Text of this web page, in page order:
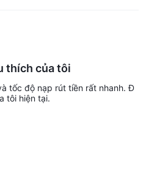
thích của tôi
tốc độ nạp rút tiền rất nhanh. Đ
tôi hiện tại.